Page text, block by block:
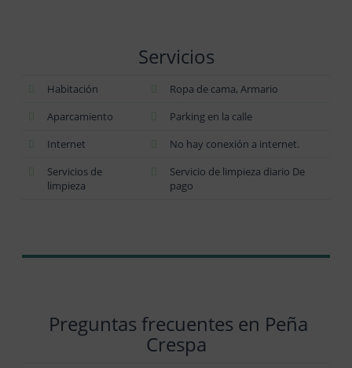
Servicios
Habitación
Ropa de cama, Armario
Aparcamiento
Parking en la calle
Internet
No hay conexión a internet.
Servicios de
limpieza
Servicio de limpieza diario De
pago
Preguntas frecuentes en Peña
Crespa